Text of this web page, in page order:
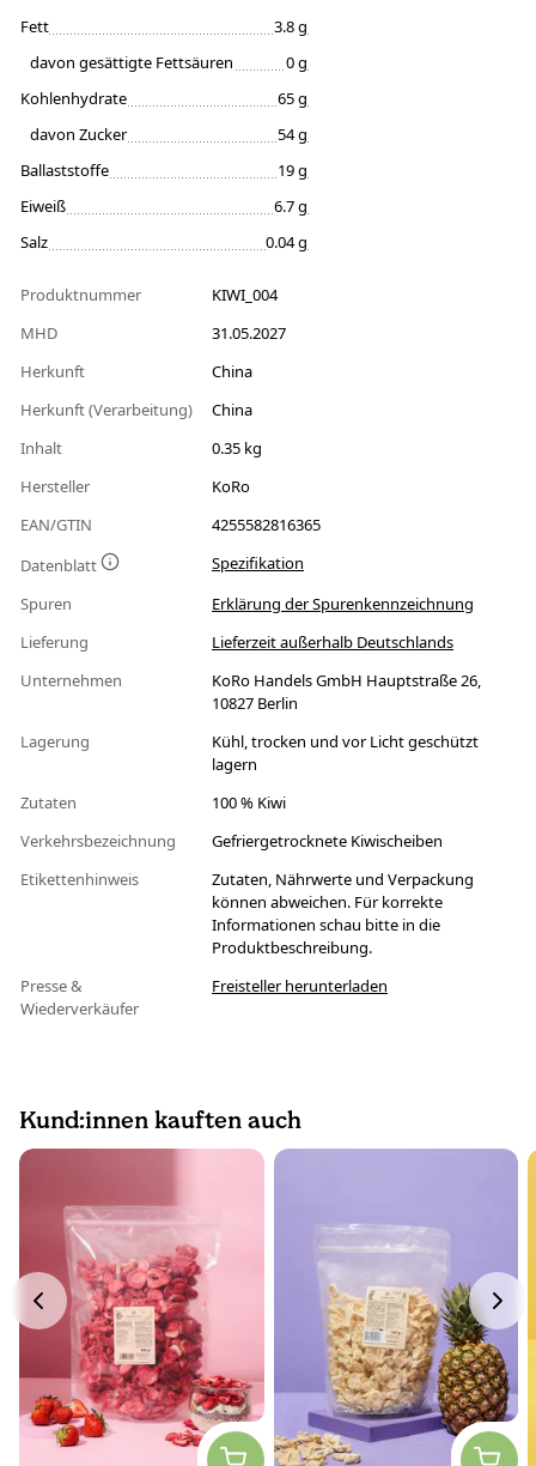
Fett
3.8 g
davon gesättigte Fettsäuren
0 g
Kohlenhydrate
65 g
davon Zucker
54 g
Ballaststoffe
19 g
Eiweiß
6.7 g
Salz
0.04 g
Produktnummer
KIWI_004
MHD
31.05.2027
Herkunft
China
Herkunft (Verarbeitung)
China
Inhalt
0.35 kg
Hersteller
KoRo
EAN/GTIN
4255582816365
Datenblatt
Spezifikation
Spuren
Erklärung der Spurenkennzeichnung
Lieferung
Lieferzeit außerhalb Deutschlands
Unternehmen
KoRo Handels GmbH Hauptstraße 26,
10827 Berlin
Lagerung
Kühl, trocken und vor Licht geschützt
lagern
Zutaten
100 % Kiwi
Verkehrsbezeichnung
Gefriergetrocknete Kiwischeiben
Etikettenhinweis
Zutaten, Nährwerte und Verpackung
können abweichen. Für korrekte
Informationen schau bitte in die
Produktbeschreibung.
Presse &
Wiederverkäufer
Freisteller herunterladen
Kund:innen kauften auch